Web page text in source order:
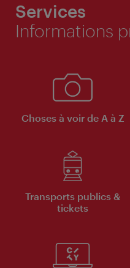
Services
Informations
Choses à voir de A à Z
Transports publics &
tickets